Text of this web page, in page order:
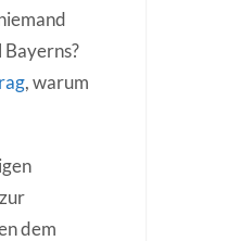
, warum
dem